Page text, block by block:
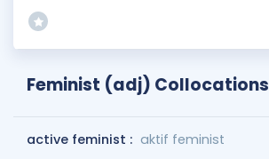
Feminist (adj) Collocations
active feminist : aktif feminist